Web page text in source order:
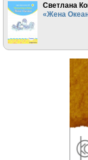
Светлана
«Жена